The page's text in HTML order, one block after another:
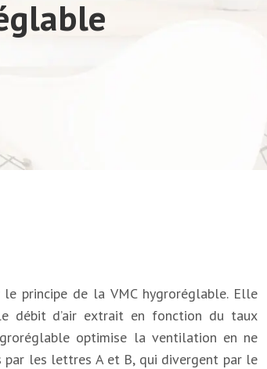
principe de la VMC hygroréglable. Elle
débit d’air extrait en fonction du taux
optimise la ventilation en ne
par les lettres A et B, qui divergent par le